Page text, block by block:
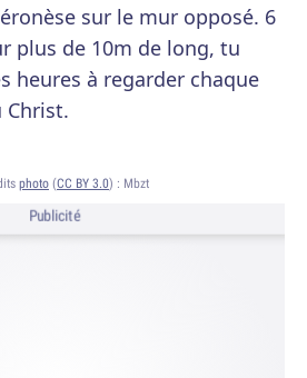
sur le mur opposé. 6
plus de 10m de long, tu
heures à regarder chaque
Christ.
photo (CC BY 3.0) : Mbzt
Publicité